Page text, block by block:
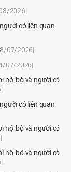
2026|
có liên quan
07/2026|
07/2026|
nội bộ và người có
có liên quan
nội bộ và người có
nội bộ và người có